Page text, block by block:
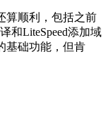
算顺利，包括之前
和LiteSpeed添加域
基础功能，但肯